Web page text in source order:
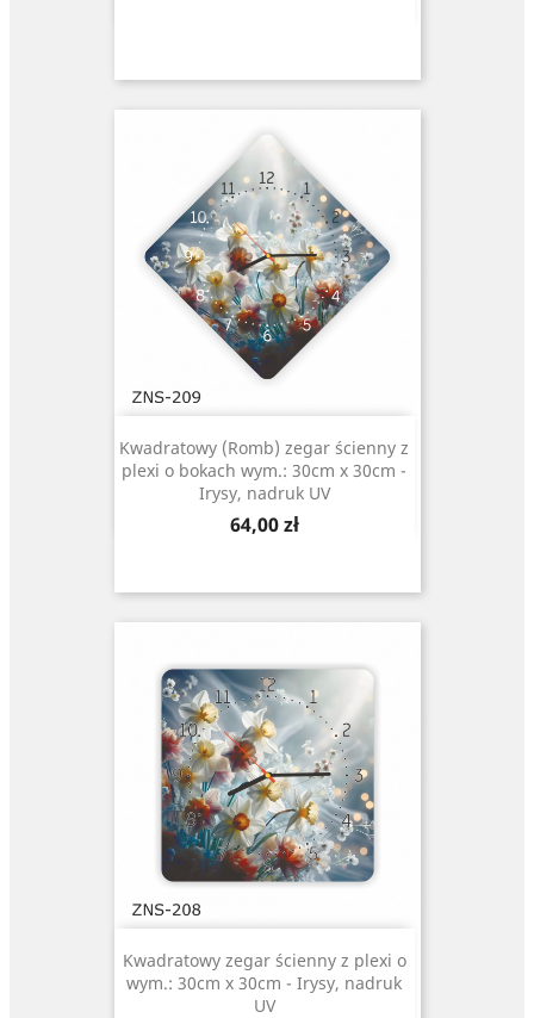
Kwadratowy (Romb) zegar ścienny z
plexi o bokach wym.: 30cm x 30cm -
Irysy, nadruk UV
Cena
64,00 zł
Kwadratowy zegar ścienny z plexi o
wym.: 30cm x 30cm - Irysy, nadruk
UV